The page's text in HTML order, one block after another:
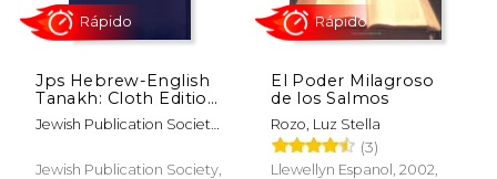
dcto. $ 21.24
16%
dcto.
Jps Hebrew-English
Tanakh: Cloth Edition
(en Inglés)
Jewish Publication Society
Jewish Publication Society,
El Poder Milagroso
de los Salmos
Rozo, Luz Stella
(3)
Llewellyn Espanol, 2002,